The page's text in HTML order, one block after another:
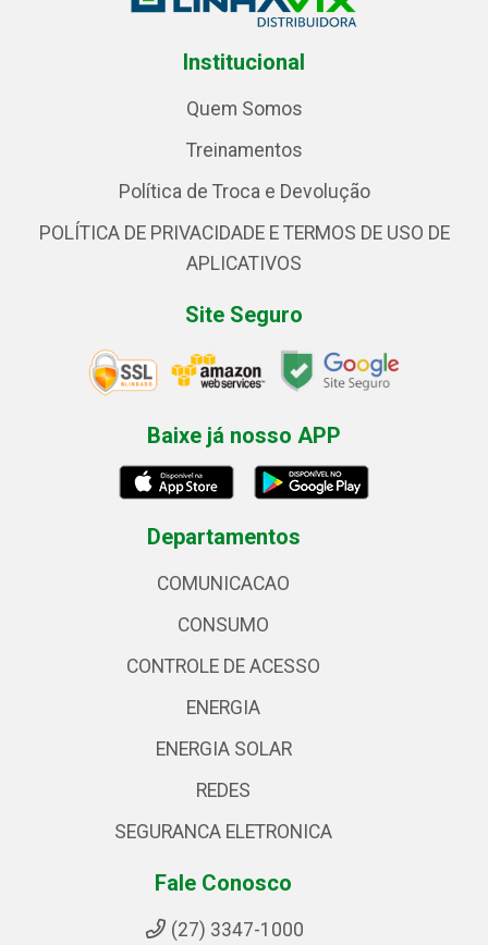
Institucional
Quem Somos
Treinamentos
Política de Troca e Devolução
POLÍTICA DE PRIVACIDADE E TERMOS DE USO DE
APLICATIVOS
Site Seguro
Baixe já nosso APP
Departamentos
COMUNICACAO
CONSUMO
CONTROLE DE ACESSO
ENERGIA
ENERGIA SOLAR
REDES
SEGURANCA ELETRONICA
Fale Conosco
(27) 3347-1000